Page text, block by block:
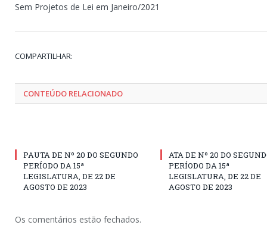
Sem Projetos de Lei em Janeiro/2021
COMPARTILHAR:
CONTEÚDO RELACIONADO
PAUTA DE Nº 20 DO SEGUNDO
PERÍODO DA 15ª
LEGISLATURA, DE 22 DE
AGOSTO DE 2023
ATA DE Nº 20 DO
PERÍODO DA 15ª
LEGISLATURA, DE 22 DE
AGOSTO DE 2023
Os comentários estão fechados.